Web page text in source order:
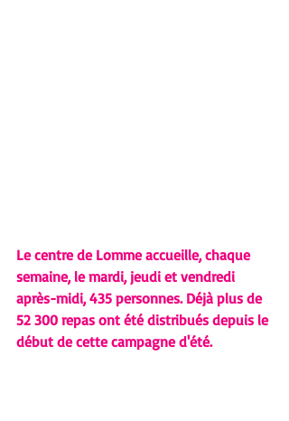
Le centre de Lomme accueille, chaque
semaine, le mardi, jeudi et vendredi
après-midi, 435 personnes. Déjà plus de
52 300 repas ont été distribués depuis le
début de cette campagne d'été.